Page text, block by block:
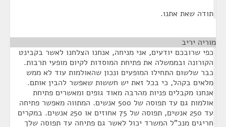
תודה שאת אתנו.
מוריה יריב
כפי שרובכם יודעים, אני מניחה, אנחנו הצלחנו לאשר בקבינט
הקורונה ובממשלה את פתיחת המוסדות לקיום מופעי תרבות.
כבר שלשום התחילו המופעים ונכון שהאולמות עוד לא ממש
מלאים בקהל, כי בכל זאת יש חששות שאפשר להבין אותם.
אנחנו מקבלים פניות מהרבה מאוד גופים ומאשרים פתיחת
אולמות גם עד תפוסה של 500 אנשים. המתווה מאפשר פתיחה
עד 250 אנשים, תפוסה של 75 אחוזים או 250 אנשים. במקרים
חריגים מנכ"ל המשרד יכול לאשר גם פתיחה עד תפוסה שלך